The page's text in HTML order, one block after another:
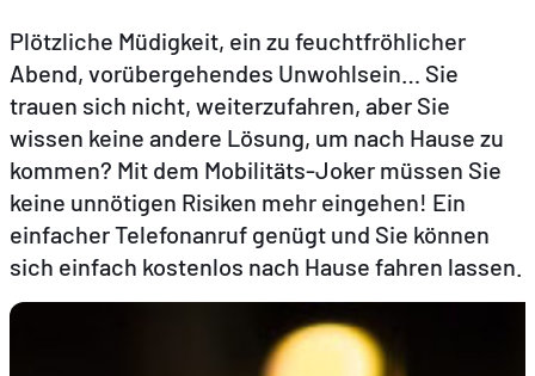
Auf unserer Website suchen
DEENFR
Plötzliche Müdigkeit, ein zu feuchtfröhlicher
Abend, vorübergehendes Unwohlsein… Sie
trauen sich nicht, weiterzufahren, aber Sie
wissen keine andere Lösung, um nach Hause zu
kommen? Mit dem Mobilitäts-Joker müssen Sie
keine unnötigen Risiken mehr eingehen! Ein
einfacher Telefonanruf genügt und Sie können
sich einfach kostenlos nach Hause fahren lassen.